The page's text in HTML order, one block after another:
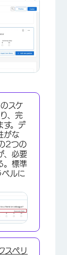
×
スケ
、完
す。デ
がな
2つの
、必要
。標準
ルに
スペリ